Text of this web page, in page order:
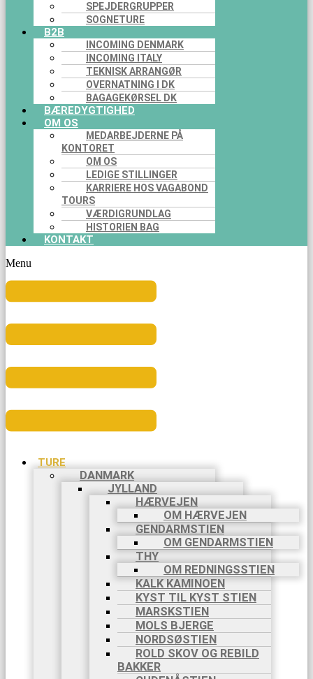
SPEJDERGRUPPER
SOGNETURE
B2B
INCOMING DENMARK
INCOMING ITALY
TEKNISK ARRANGØR
OVERNATNING I DK
BAGAGEKØRSEL DK
BÆREDYGTIGHED
OM OS
MEDARBEJDERNE PÅ
KONTORET
OM OS
LEDIGE STILLINGER
KARRIERE HOS VAGABOND
TOURS
VÆRDIGRUNDLAG
HISTORIEN BAG
KONTAKT
Menu
TURE
DANMARK
JYLLAND
HÆRVEJEN
OM HÆRVEJEN
GENDARMSTIEN
OM GENDARMSTIEN
THY
OM REDNINGSSTIEN
KALK KAMINOEN
KYST TIL KYST STIEN
MARSKSTIEN
MOLS BJERGE
NORDSØSTIEN
ROLD SKOV OG REBILD
BAKKER